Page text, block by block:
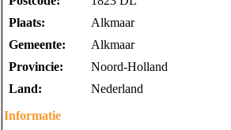
Plaats:
Alkmaar
Gemeente:
Alkmaar
Provincie:
Noord-Holland
Land:
Nederland
Informatie